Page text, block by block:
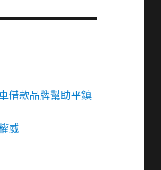
借款品牌幫助平鎮
威